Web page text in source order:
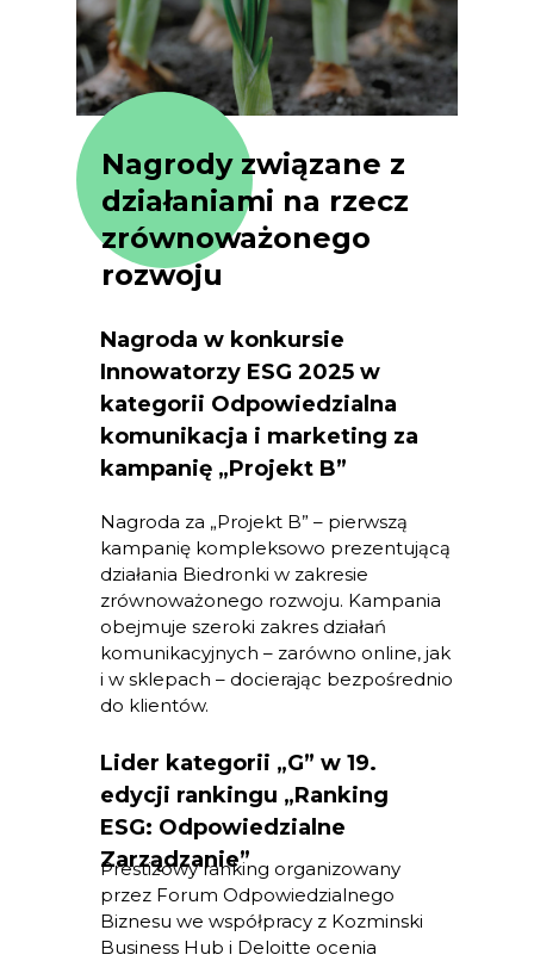
Nagrody związane z
działaniami na rzecz
zrównoważonego
rozwoju
Nagroda w konkursie
Innowatorzy ESG 2025 w
kategorii Odpowiedzialna
komunikacja i marketing za
kampanię „Projekt B”
Nagroda za „Projekt B” – pierwszą
kampanię kompleksowo prezentującą
działania Biedronki w zakresie
zrównoważonego rozwoju. Kampania
obejmuje szeroki zakres działań
komunikacyjnych – zarówno online, jak
i w sklepach – docierając bezpośrednio
do klientów.
Prestiżowy ranking organizowany
przez Forum Odpowiedzialnego
Biznesu we współpracy z Kozminski
Business Hub i Deloitte ocenia
Lider kategorii „G” w 19.
edycji rankingu „Ranking
ESG: Odpowiedzialne
Zarządzanie”